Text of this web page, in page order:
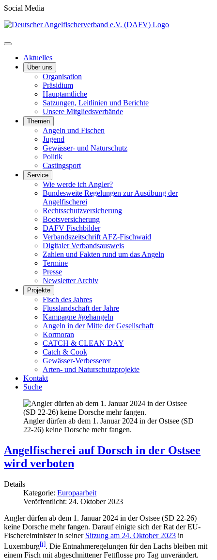
Social Media
Aktuelles
Über uns
Organisation
Präsidium
Hauptamtliche
Satzungen, Leitlinien und Berichte
Unsere Mitgliedsverbände
Themen
Angeln und Fischen
Jugend
Gewässer- und Naturschutz
Politik
Castingsport
Service
Wie werde ich Angler?
Bundesweite Regelungen zur Ausübung der
Angelfischerei
Rechtsschutzversicherung
Bootsversicherung
DAFV Fischbilder
Verbandszeitschrift AFZ-Fischwaid
Digitaler Verbandsausweis
Zahlen und Fakten rund um das Angeln
Termine
Presse
Newsletter Archiv
Projekte
Fisch des Jahres
Flusslandschaft der Jahre
Kampagne #gehangeln
Angeln in der Mitte der Gesellschaft
Kormoran
CATCH & CLEAN DAY
Catch & Cook
Gewässer-Verbesserer
Arten- und Naturschutzprojekte
Kontakt
Suche
Angler dürfen ab dem 1. Januar 2024 in der Ostsee (SD
22-26) keine Dorsche mehr fangen.
Angelfischerei auf Dorsch in der Ostsee
wird verboten
Details
Kategorie: Europaarbeit
Veröffentlicht: 24. Oktober 2023
Angler dürfen ab dem 1. Januar 2024 in der Ostsee (SD 22-26)
keine Dorsche mehr fangen. Darauf einigte sich der Rat der EU-
Fischereiminister in seiner Sitzung am 24. Oktober 2023 in
Luxemburg[i]. Die Entnahmeregelungen für den Lachs bleiben mit
einem Fisch mit abgeschnittener Fettflosse pro Tag unverändert.